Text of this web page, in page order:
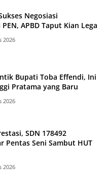
Negosiasi
APBD Taput Kian Lega
2026
Bupati Toba Effendi, Ini
Pratama yang Baru
2026
SDN 178492
Pentas Seni Sambut HUT
2026